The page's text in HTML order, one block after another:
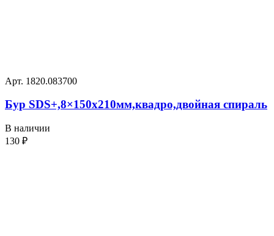
Арт. 1820.083700
Бур SDS+,8×150х210мм,квадро,двойная спираль
В наличии
130 ₽